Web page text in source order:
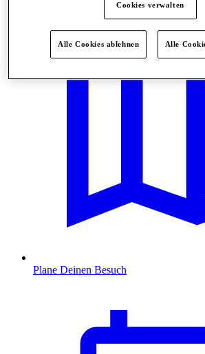
Plane Deinen Besuch
Cookies verwalten
Alle Cookies ablehnen Alle